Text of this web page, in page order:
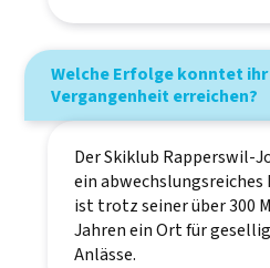
Welche Erfolge konntet ihr
Vergangenheit erreichen?
Der Skiklub Rapperswil-
ein
ist trotz seiner über 300
Jahren ein Ort für
Anlässe.